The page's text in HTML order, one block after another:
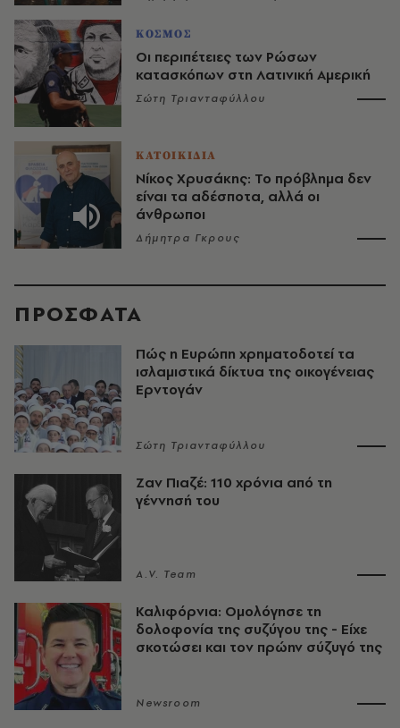
ΚΟΣΜΟΣ
Οι περιπέτειες των Ρώσων
κατασκόπων στη Λατινική Αμερική
Σώτη Τριανταφύλλου
ΚΑΤΟΙΚΙΔΙΑ
Νίκος Χρυσάκης: Το πρόβλημα δεν
είναι τα αδέσποτα, αλλά οι
άνθρωποι
Δήμητρα Γκρους
ΠΡΟΣΦΑΤΑ
Πώς η Ευρώπη χρηματοδοτεί τα
ισλαμιστικά δίκτυα της οικογένειας
Ερντογάν
Σώτη Τριανταφύλλου
Ζαν Πιαζέ: 110 χρόνια από τη
γέννησή του
A.V. Team
Καλιφόρνια: Ομολόγησε τη
δολοφονία της συζύγου της - Είχε
σκοτώσει και τον πρώην σύζυγό της
Newsroom